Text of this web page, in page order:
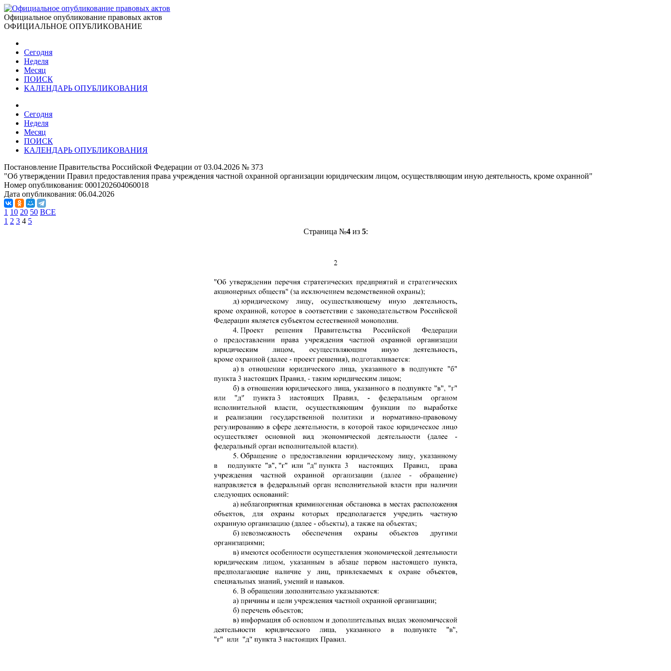
Официальное опубликование правовых актов
ОФИЦИАЛЬНОЕ ОПУБЛИКОВАНИЕ
Сегодня
Неделя
Месяц
ПОИСК
КАЛЕНДАРЬ ОПУБЛИКОВАНИЯ
Сегодня
Неделя
Месяц
ПОИСК
КАЛЕНДАРЬ ОПУБЛИКОВАНИЯ
Постановление Правительства Российской Федерации от 03.04.2026 № 373
"Об утверждении Правил предоставления права учреждения частной охранной организации юридическим лицом, осуществляющим иную деятельность, кроме охранной"
Номер опубликования: 0001202604060018
Дата опубликования: 06.04.2026
1 10 20 50 ВСЕ
1 2 3 4 5
Страница №4из 5: